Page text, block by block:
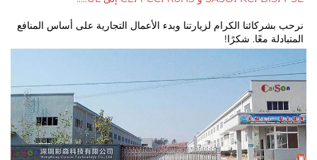
نرحب بشركائنا الكرام لزيارتنا وبدء الأعمال التجارية على أساس المنافع
معًا. شكرًا!